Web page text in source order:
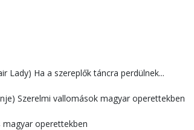
Lady) Ha a szereplők táncra perdülnek...
Szerelmi vallomások magyar operettekben
magyar operettekben